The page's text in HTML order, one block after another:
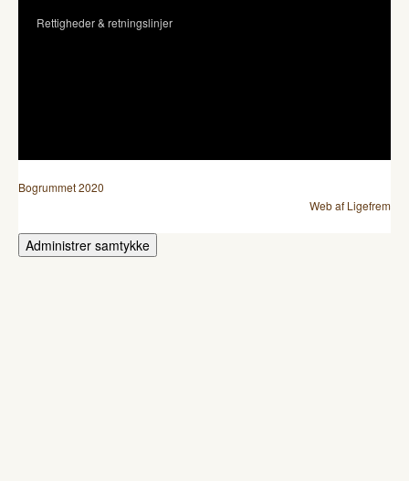
Rettigheder & retningslinjer
Bogrummet 2020
Web af Ligefrem
Administrer samtykke